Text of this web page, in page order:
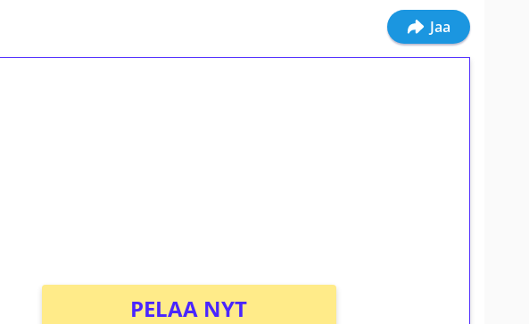
Jaa
PELAA NYT